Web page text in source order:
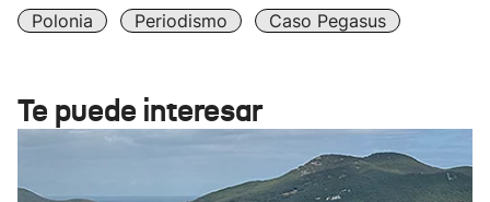
Polonia
Periodismo Caso Pegasus
Te puede interesar